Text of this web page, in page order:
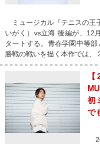
ミュージカル『テニスの王
いがく）vs立海 後編が、12
タートする。青春学園中等
勝戦の戦いを描く本作では
初
で